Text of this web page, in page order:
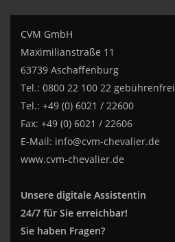
CVM GmbH
Maximilianstraße 11
63739 Aschaffenburg
Tel.: 0800 22 100 22 gebührenfrei
Tel.: +49 (0) 6021 / 22600
Fax: +49 (0) 6021 / 22606
E-Mail: info@cvm-chevalier.de
www.cvm-chevalier.de
Unsere digitale Assistentin
24/7 für Sie erreichbar!
Sie haben Fragen?